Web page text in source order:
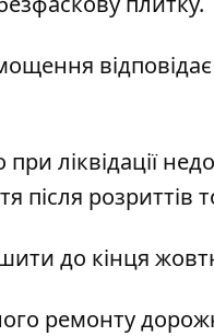
ліквідації
після розриттів
до кінця
ремонту